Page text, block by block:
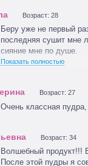
Возраст: 28
Беру уже не первый
последняя сушит мне
сияние мне по душе.
лето так вообще
порядок лучше
Показать полностью
Возраст: 27
Очень классная
Возраст: 34
Волшебный продукт!!!
После этой пудры я